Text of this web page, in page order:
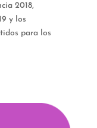
2018,
y los
para los